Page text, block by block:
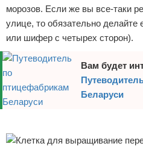
морозов. Если же вы все-таки
улице, то обязательно делайте
или шифер с четырех сторон).
Вам будет
Беларуси